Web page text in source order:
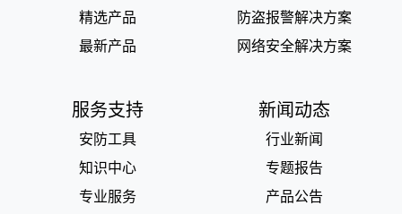
精选产品
最新产品
防盗报警解决方案
网络安全解决方案
服务支持
安防工具
知识中心
专业服务
新闻动态
行业新闻
专题报告
产品公告